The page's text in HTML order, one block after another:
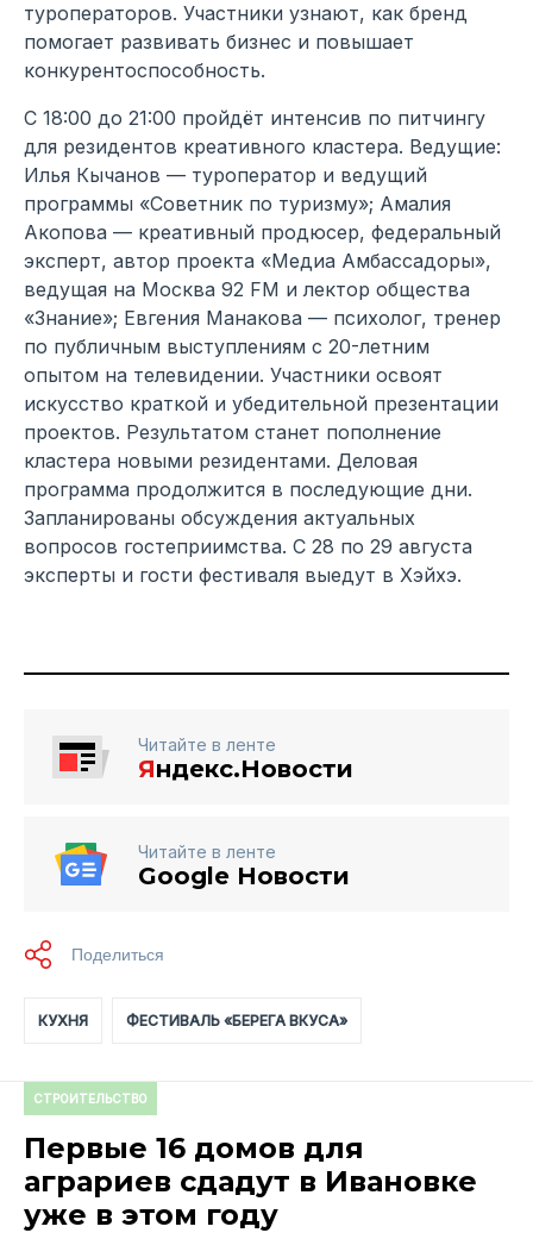
туроператоров. Участники узнают, как бренд
помогает развивать бизнес и повышает
конкурентоспособность.
С 18:00 до 21:00 пройдёт интенсив по питчингу
для резидентов креативного кластера. Ведущие:
Илья Кычанов — туроператор и ведущий
программы «Советник по туризму»; Амалия
Акопова — креативный продюсер, федеральный
эксперт, автор проекта «Медиа Амбассадоры»,
ведущая на Москва 92 FM и лектор общества
«Знание»; Евгения Манакова — психолог, тренер
по публичным выступлениям с 20-летним
опытом на телевидении. Участники освоят
искусство краткой и убедительной презентации
проектов. Результатом станет пополнение
кластера новыми резидентами. Деловая
программа продолжится в последующие дни.
Запланированы обсуждения актуальных
вопросов гостеприимства. С 28 по 29 августа
эксперты и гости фестиваля выедут в Хэйхэ.
Читайте в ленте
Яндекс.Новости
Читайте в ленте
Google Новости
КУХНЯ ФЕСТИВАЛЬ «БЕРЕГА ВКУСА»
СТРОИТЕЛЬСТВО
Первые 16 домов для
аграриев сдадут в Ивановке
уже в этом году